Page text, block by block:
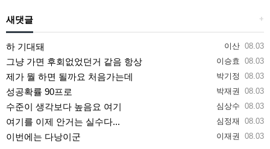
+
새댓글
이산 08.03
하 기대돼
이승효 08.03
그냥 가면 후회없었던거 같음 항상
박기정 08.03
제가 뭘 하면 될까요 처음가는데
박재권 08.03
성공확률 90프로
심상수 08.03
수준이 생각보다 높음요 여기
심정재 08.03
여기를 이제 안거는 실수다...
이재권 08.03
이번에는 다낭이군